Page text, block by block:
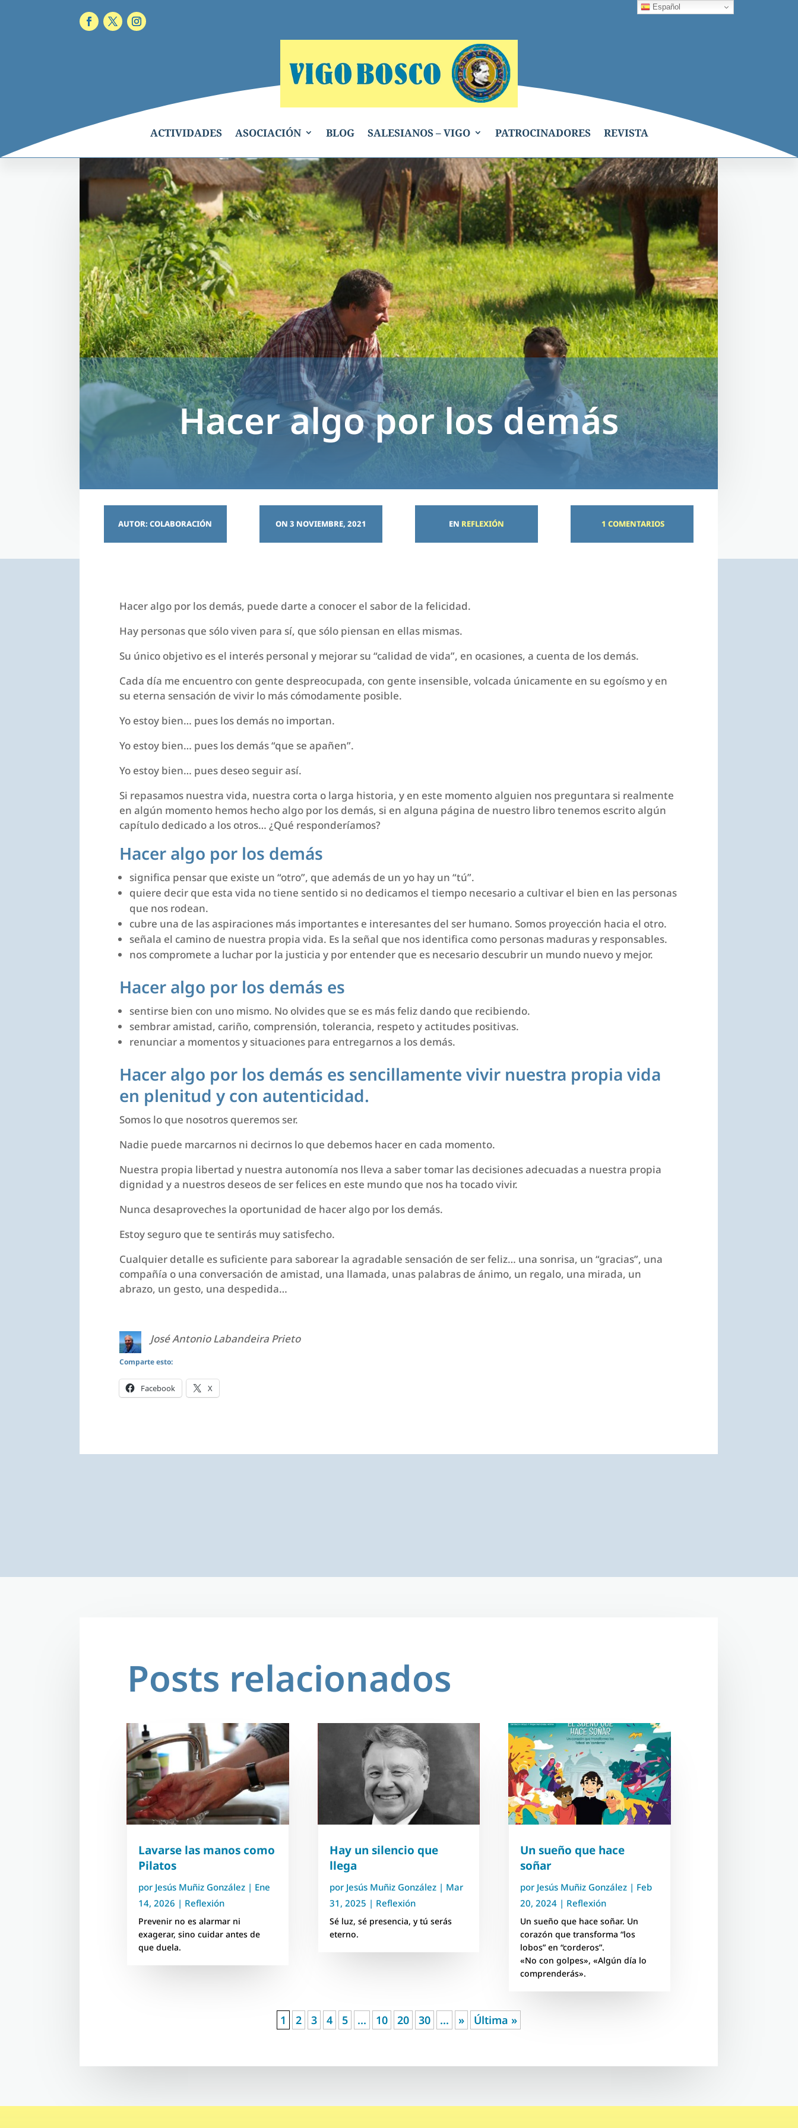
ACTIVIDADES ASOCIACIÓN BLOG SALESIANOS – VIGO PATROCINADORES REVISTA
Hacer algo por los demás
AUTOR: COLABORACIÓN ON 3 NOVIEMBRE, 2021 EN REFLEXIÓN 1 COMENTARIOS
Hacer algo por los demás, puede darte a conocer el sabor de la felicidad.
Hay personas que sólo viven para sí, que sólo piensan en ellas mismas.
Su único objetivo es el interés personal y mejorar su “calidad de vida”, en ocasiones, a cuenta de los demás.
Cada día me encuentro con gente despreocupada, con gente insensible, volcada únicamente en su egoísmo y en
su eterna sensación de vivir lo más cómodamente posible.
Yo estoy bien… pues los demás no importan.
Yo estoy bien… pues los demás “que se apañen”.
Yo estoy bien… pues deseo seguir así.
Si repasamos nuestra vida, nuestra corta o larga historia, y en este momento alguien nos preguntara si realmente
en algún momento hemos hecho algo por los demás, si en alguna página de nuestro libro tenemos escrito algún
capítulo dedicado a los otros… ¿Qué responderíamos?
Hacer algo por los demás
significa pensar que existe un “otro”, que además de un yo hay un “tú”.
quiere decir que esta vida no tiene sentido si no dedicamos el tiempo necesario a cultivar el bien en las personas
que nos rodean.
cubre una de las aspiraciones más importantes e interesantes del ser humano. Somos proyección hacia el otro.
señala el camino de nuestra propia vida. Es la señal que nos identifica como personas maduras y responsables.
nos compromete a luchar por la justicia y por entender que es necesario descubrir un mundo nuevo y mejor.
Hacer algo por los demás es
sentirse bien con uno mismo. No olvides que se es más feliz dando que recibiendo.
sembrar amistad, cariño, comprensión, tolerancia, respeto y actitudes positivas.
renunciar a momentos y situaciones para entregarnos a los demás.
Hacer algo por los demás es sencillamente vivir nuestra propia vida
en plenitud y con autenticidad.
Somos lo que nosotros queremos ser.
Nadie puede marcarnos ni decirnos lo que debemos hacer en cada momento.
Nuestra propia libertad y nuestra autonomía nos lleva a saber tomar las decisiones adecuadas a nuestra propia
dignidad y a nuestros deseos de ser felices en este mundo que nos ha tocado vivir.
Nunca desaproveches la oportunidad de hacer algo por los demás.
Estoy seguro que te sentirás muy satisfecho.
Cualquier detalle es suficiente para saborear la agradable sensación de ser feliz… una sonrisa, un “gracias”, una
compañía o una conversación de amistad, una llamada, unas palabras de ánimo, un regalo, una mirada, un
abrazo, un gesto, una despedida…
José Antonio Labandeira Prieto
Comparte esto:
Facebook X
Posts relacionados
Lavarse las manos como
Pilatos
por Jesús Muñiz González | Ene
14, 2026 | Reflexión
Prevenir no es alarmar ni
exagerar, sino cuidar antes de
que duela.
Hay un silencio que
llega
por Jesús Muñiz González| Mar
31, 2025 | Reflexión
Sé luz, sé presencia, y tú serás
eterno.
Un sueño que hace
soñar
por Jesús Muñiz González | Feb
20, 2024 | Reflexión
Un sueño que hace soñar. Un
corazón que transforma “los
lobos” en “corderos”.
«No con golpes», «Algún día lo
comprenderás».
1 2 3 4 5 ... 10 20 30 ... » Última »
Español